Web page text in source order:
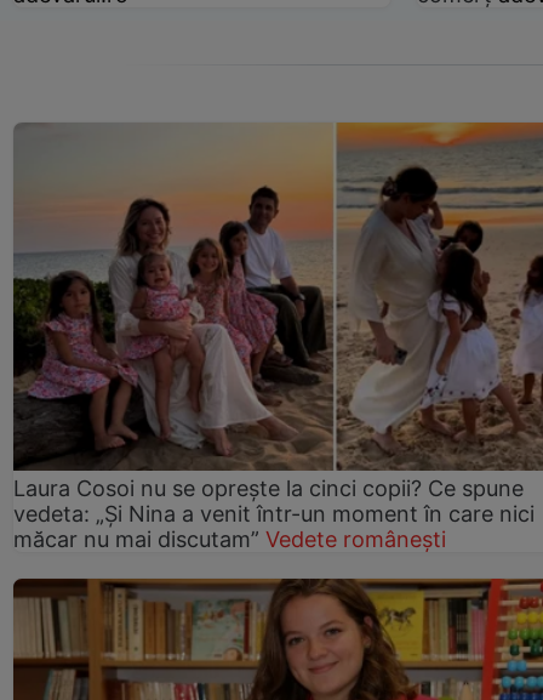
Laura Cosoi nu se oprește la cinci copii? Ce spune
vedeta: „Și Nina a venit într-un moment în care nici
măcar nu mai discutam” Vedete românești